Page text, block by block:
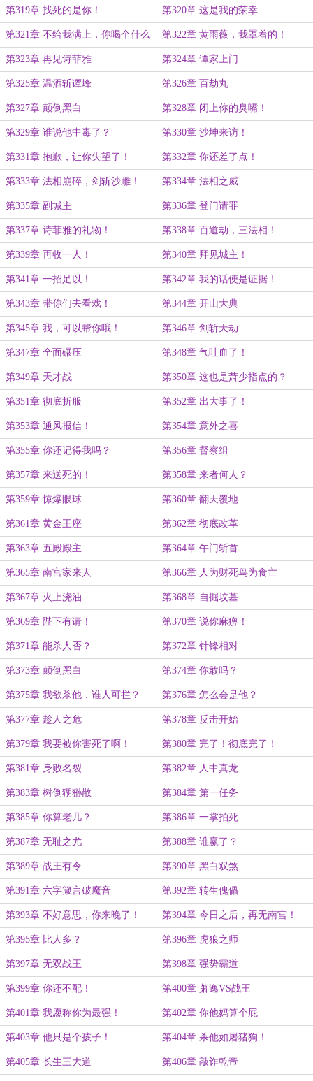
第319章 找死的是你！ 第320章 这是我的荣幸
第321章 不给我满上，你喝个什么
劲啊？
第322章 黄雨薇，我罩着的！
第323章 再见诗菲雅 第324章 谭家上门
第325章 温酒斩谭峰 第326章 百劫丸
第327章 颠倒黑白 第328章 闭上你的臭嘴！
第329章 谁说他中毒了？ 第330章 沙坤来访！
第331章 抱歉，让你失望了！ 第332章 你还差了点！
第333章 法相崩碎，剑斩沙雕！ 第334章 法相之威
第335章 副城主 第336章 登门请罪
第337章 诗菲雅的礼物！ 第338章 百道劫，三法相！
第339章 再收一人！ 第340章 拜见城主！
第341章 一招足以！ 第342章 我的话便是证据！
第343章 带你们去看戏！ 第344章 开山大典
第345章 我，可以帮你哦！ 第346章 剑斩天劫
第347章 全面碾压 第348章 气吐血了！
第349章 天才战 第350章 这也是萧少指点的？
第351章 彻底折服 第352章 出大事了！
第353章 通风报信！ 第354章 意外之喜
第355章 你还记得我吗？ 第356章 督察组
第357章 来送死的！ 第358章 来者何人？
第359章 惊爆眼球 第360章 翻天覆地
第361章 黄金王座 第362章 彻底改革
第363章 五殿殿主 第364章 午门斩首
第365章 南宫家来人 第366章 人为财死鸟为食亡
第367章 火上浇油 第368章 自掘坟墓
第369章 陛下有请！ 第370章 说你麻痹！
第371章 能杀人否？ 第372章 针锋相对
第373章 颠倒黑白 第374章 你敢吗？
第375章 我欲杀他，谁人可拦？ 第376章 怎么会是他？
第377章 趁人之危 第378章 反击开始
第379章 我要被你害死了啊！ 第380章 完了！彻底完了！
第381章 身败名裂 第382章 人中真龙
第383章 树倒猢狲散 第384章 第一任务
第385章 你算老几？ 第386章 一掌拍死
第387章 无耻之尤 第388章 谁赢了？
第389章 战王有令 第390章 黑白双煞
第391章 六字箴言破魔音 第392章 转生傀儡
第393章 不好意思，你来晚了！ 第394章 今日之后，再无南宫！
第395章 比人多？ 第396章 虎狼之师
第397章 无双战王 第398章 强势霸道
第399章 你还不配！ 第400章 萧逸VS战王
第401章 我愿称你为最强！ 第402章 你他妈算个屁
第403章 他只是个孩子！ 第404章 杀他如屠猪狗！
第405章 长生三大道 第406章 敲诈乾帝